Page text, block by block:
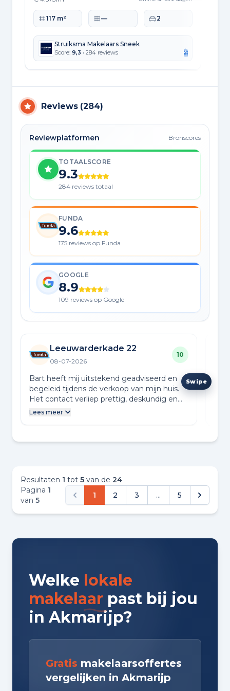
Woonoppervlakte
117 m² Perceeloppervlakte
— Slaapkamers
2
Struiksma Makelaars Sneek
Score: 9,3 • 284 reviews
Reviews (284)
Reviewplatformen Bronscores
TOTAALSCORE
9.3
284 reviews totaal
FUNDA
9.6
175 reviews op Funda
GOOGLE
8.9
109 reviews op Google
Leeuwarderkade 22
08-07-2026
10
Bart heeft mij uitstekend geadviseerd en
begeleid tijdens de verkoop van mijn huis.
Het contact verliep prettig, deskundig en
betrouwbaar. Ook Frank, die de
op de hoogte bleef. Ben je op zoek naar
Lees meer
Resultaten 1 tot 5 van de 24
Pagina 1
van 5
1 2 3 ... 5
Welke lokale
makelaar past bij jou
in Akmarijp?
Gratis makelaarsoffertes
vergelijken in Akmarijp